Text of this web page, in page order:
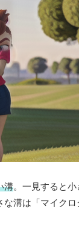
溝。一見すると
溝は「マイク